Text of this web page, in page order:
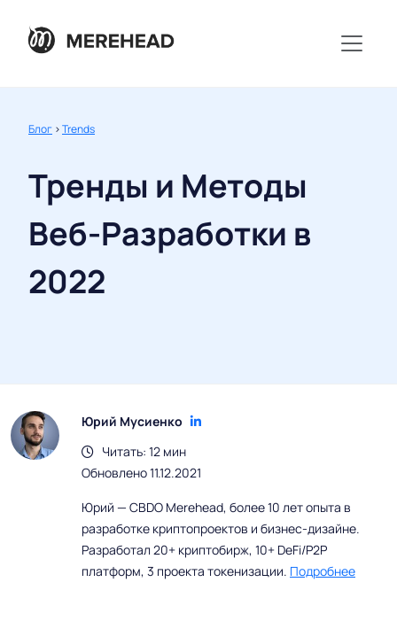
Блог >Trends
Тренды и Методы
Веб-Разработки в
2022
Юрий Мусиенко
Читать: 12 мин
Обновлено 11.12.2021
Юрий — CBDO Merehead, более 10 лет опыта в
разработке криптопроектов и бизнес-дизайне.
Разработал 20+ криптобирж, 10+ DeFi/P2P
платформ, 3 проекта токенизации. Подробнее